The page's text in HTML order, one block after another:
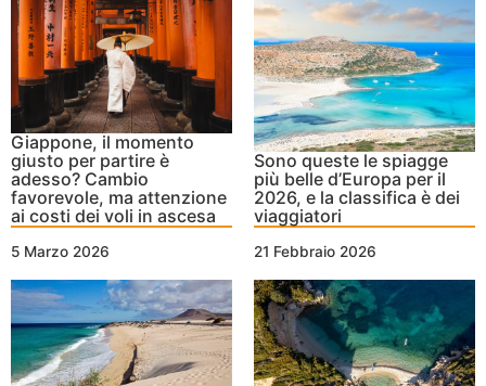
Giappone, il momento
giusto per partire è
adesso? Cambio
favorevole, ma attenzione
ai costi dei voli in ascesa
5 Marzo 2026
Sono queste le spiagge
più belle d’Europa per il
2026, e la classifica è dei
viaggiatori
21 Febbraio 2026